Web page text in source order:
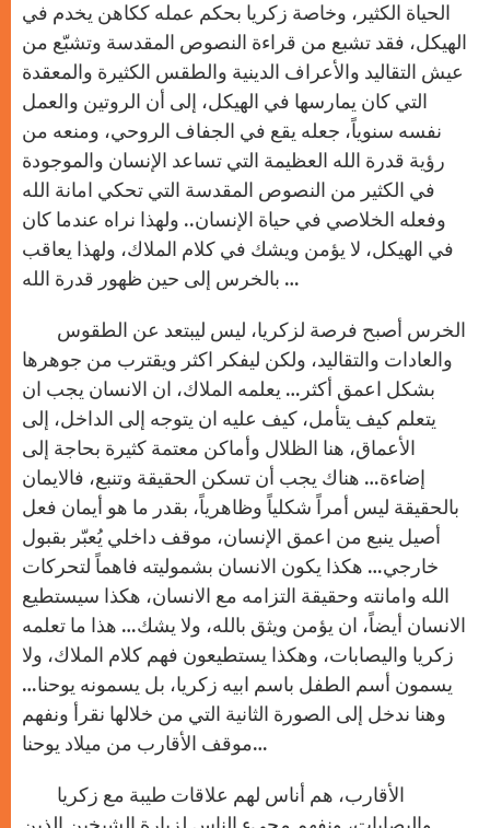
الحياة الكثير، وخاصة زكريا بحكم عمله ككاهن يخدم في
الهيكل، فقد تشبع من قراءة النصوص المقدسة وتشبّع من
عيش التقاليد والأعراف الدينية والطقس الكثيرة والمعقدة
التي كان يمارسها في الهيكل، إلى أن الروتين والعمل
نفسه سنوياً، جعله يقع في الجفاف الروحي، ومنعه من
رؤية قدرة الله العظيمة التي تساعد الإنسان والموجودة
في الكثير من النصوص المقدسة التي تحكي امانة الله
وفعله الخلاصي في حياة الإنسان.. ولهذا نراه عندما كان
في الهيكل، لا يؤمن ويشك في كلام الملاك، ولهذا يعاقب
بالخرس إلى حين ظهور قدرة الله …
والعادات والتقاليد، ولكن ليفكر اكثر ويقترب من جوهرها
بشكل اعمق أكثر… يعلمه الملاك، ان الانسان يجب ان
يتعلم كيف يتأمل، كيف عليه ان يتوجه إلى الداخل، إلى
الأعماق، هنا الظلال وأماكن معتمة كثيرة بحاجة إلى
إضاءة… هناك يجب أن تسكن الحقيقة وتنبع، فالايمان
بالحقيقة ليس أمراً شكلياً وظاهرياً، بقدر ما هو أيمان فعل
أصيل ينبع من اعمق الإنسان، موقف داخلي يُعبّر بقبول
خارجي… هكذا يكون الانسان بشموليته فاهماً لتحركات
الله وامانته وحقيقة التزامه مع الانسان، هكذا سيستطيع
الانسان أيضاً، ان يؤمن ويثق بالله، ولا يشك… هذا ما تعلمه
زكريا واليصابات، وهكذا يستطيعون فهم كلام الملاك، ولا
يسمون أسم الطفل باسم ابيه زكريا، بل يسمونه يوحنا…
وهنا ندخل إلى الصورة الثانية التي من خلالها نقرأ ونفهم
موقف الأقارب من ميلاد يوحنا…